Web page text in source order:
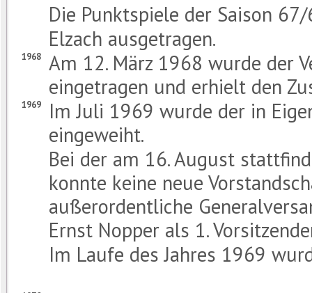
Die Punktspiele der Saison
Elzach ausgetragen.
1968
Am 12. März 1968 wurde der
eingetragen und erhielt den
1969
Im Juli 1969 wurde der in
eingeweiht.
Bei der am 16. August
konnte keine neue
außerordentliche
Ernst Nopper als 1.
Im Laufe des Jahres 1969